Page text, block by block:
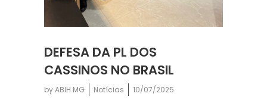
DEFESA DA PL DOS
CASSINOS NO BRASIL
byABIH MG Notícias 10/07/2025